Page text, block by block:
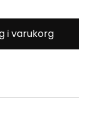
i varukorg
Staff Car